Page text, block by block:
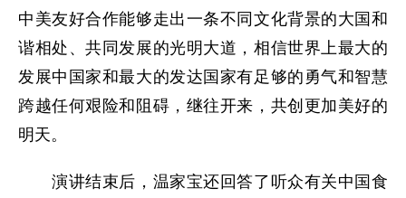
中美友好合作能够走出一条不同文化背景的大国和
谐相处、共同发展的光明大道，相信世界上最大的
发展中国家和最大的发达国家有足够的勇气和智慧
跨越任何艰险和阻碍，继往开来，共创更加美好的
明天。
演讲结束后，温家宝还回答了听众有关中国食